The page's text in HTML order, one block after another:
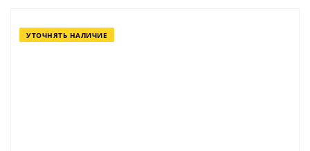
УТОЧНЯТЬ НАЛИЧИЕ